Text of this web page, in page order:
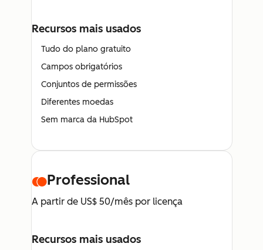
Recursos mais usados
Tudo do plano gratuito
Campos obrigatórios
Conjuntos de permissões
Diferentes moedas
Sem marca da HubSpot
Professional
A partir de US$ 50/mês por licença
Recursos mais usados